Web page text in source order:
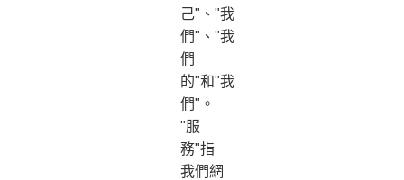
己"、"我
們"、"我
們
的"和"我
們"。
"服
務"指
我們網